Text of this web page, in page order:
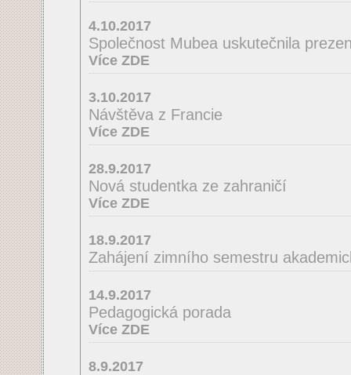
4.10.2017
Společnost Mubea uskutečnila
Více ZDE
3.10.2017
Návštěva z Francie
Více ZDE
28.9.2017
Nová studentka ze zahraničí
Více ZDE
18.9.2017
Zahájení zimního semestru
14.9.2017
Pedagogická porada
Více ZDE
8.9.2017